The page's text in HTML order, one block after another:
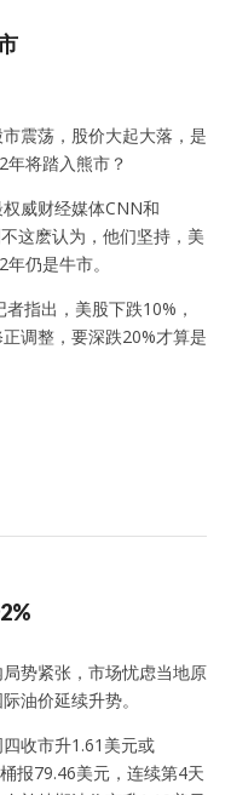
震荡，股价大起大落，是
年将踏入熊市？
威财经媒体CNN和
这麽认为，他们坚持，美
仍是牛市。
指出，美股下跌10%，
调整，要深跌20%才算是
势紧张，市场忧虑当地原
油价延续升势。
收市升1.61美元或
报79.46美元，连续第4天